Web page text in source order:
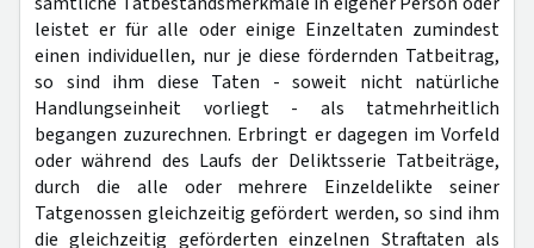
leistet er für alle oder einige Einzeltaten zumindest
einen individuellen, nur je diese fördernden Tatbeitrag,
so sind ihm diese Taten - soweit nicht natürliche
Handlungseinheit vorliegt - als tatmehrheitlich
begangen zuzurechnen. Erbringt er dagegen im Vorfeld
oder während des Laufs der Deliktsserie Tatbeiträge,
durch die alle oder mehrere Einzeldelikte seiner
Tatgenossen gleichzeitig gefördert werden, so sind ihm
die gleichzeitig geförderten einzelnen Straftaten als